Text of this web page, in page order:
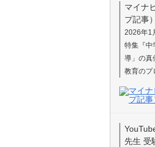
マイナ
プ記事）
2026年1
特集『中
導」の
教育のプ
先生 受